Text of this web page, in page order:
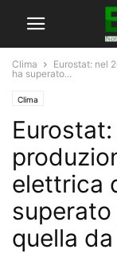
Clima
Eurostat: nel
ha superato...
Clima
elettrica
quella